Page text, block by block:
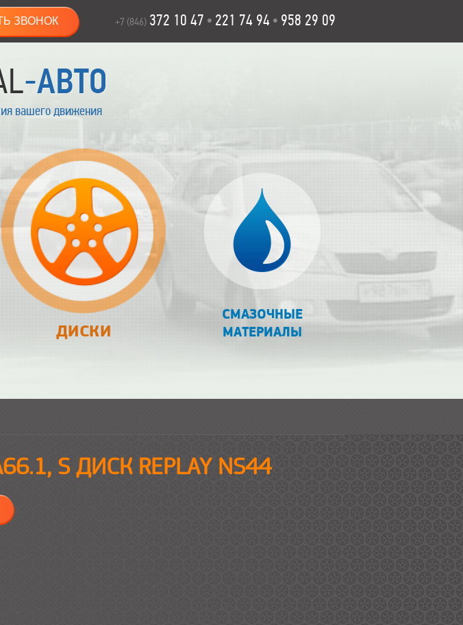
ЗВОНОК +7 (846) 372 10 47 • 221 74 94 • 958 29 09
вашего движения
ДИСКИ
СМАЗОЧНЫЕ
МАТЕРИАЛЫ
S ДИСК REPLAY NS44